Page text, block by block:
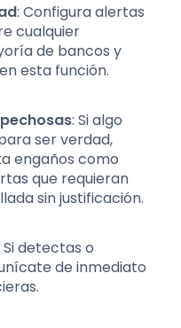
: Configura alertas
cualquier
de bancos y
esta función.
: Si algo
ser verdad,
engaños como
que requieran
sin justificación.
Si detectas o
de inmediato